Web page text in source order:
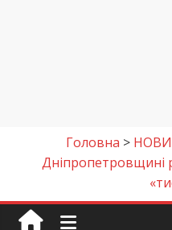
Головна >
Дніпропетровщині